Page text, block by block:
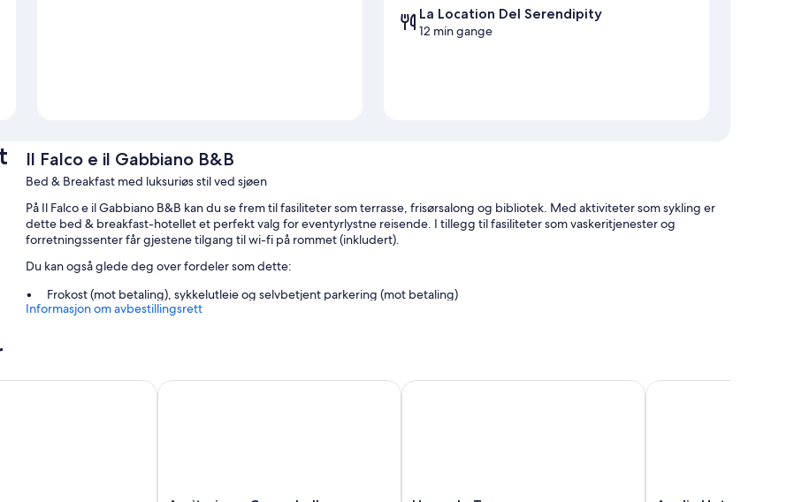
La Location Del Serendipity
12 min gange
Il Falco e il Gabbiano B&B
Bed & Breakfast med luksuriøs stil ved sjøen
På Il Falco e il Gabbiano B&B kan du se frem til fasiliteter som terrasse, frisørsalong og bibliotek. Med aktiviteter som sykling er
dette bed & breakfast-hotellet et perfekt valg for eventyrlystne reisende. I tillegg til fasiliteter som vaskeritjenester og
forretningssenter får gjestene tilgang til wi-fi på rommet (inkludert).
Du kan også glede deg over fordeler som dette:
Frokost (mot betaling), sykkelutleie og selvbetjent parkering (mot betaling)
Flyplasstransport (mot betaling), hurtigutsjekking og hurtiginnsjekking
Informasjon om avbestillingsrett
Agriturismo Casacchella House le Treemme Apulia Hotel